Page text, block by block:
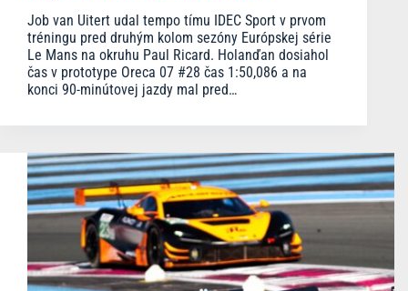
Job van Uitert udal tempo tímu IDEC Sport v prvom
tréningu pred druhým kolom sezóny Európskej série
Le Mans na okruhu Paul Ricard. Holanďan dosiahol
čas v prototype Oreca 07 #28 čas 1:50,086 a na
konci 90-minútovej jazdy mal pred…